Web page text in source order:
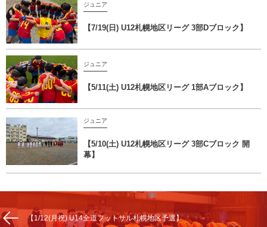
ジュニア
【7/19(日) U12札幌地区リーグ 3部Dブロック】
ジュニア
【5/11(土) U12札幌地区リーグ 1部Aブロック】
ジュニア
【5/10(土) U12札幌地区リーグ 3部Cブロック 開
幕】
【1/12(月祝) U14全道フットサル札幌地区予選】